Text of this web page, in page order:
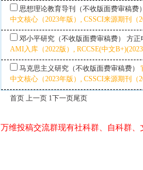
思想理论教育导刊（不收版面费审稿
中文核心（2023年版）, CSSCI来源期刊
邓小平研究（不收版面费审稿费）
方正
AMI入库（2022版）, RCCSE(中文
马克思主义研究（不收版面费审稿费）
中文核心（2023年版）, CSSCI来源期刊
首页 上一页 1下一页尾页
万维投稿交流群现有社科群、自科群